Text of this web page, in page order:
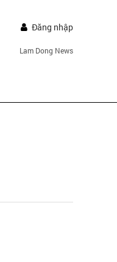
Đăng nhập
Lam Dong News